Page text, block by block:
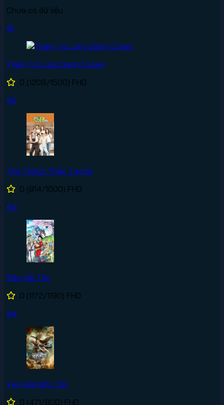
Chưa có dữ liệu
#1
Thám Tử Lừng Danh Conan
0 (1209/1500) FHD
#2
Thử Thách Thần Tượng
0 (814/1000) FHD
#3
Đảo Hải Tặc
0 (1172/1190) FHD
#4
Vạn Giới Độc Tôn
0 (471/800) FHD